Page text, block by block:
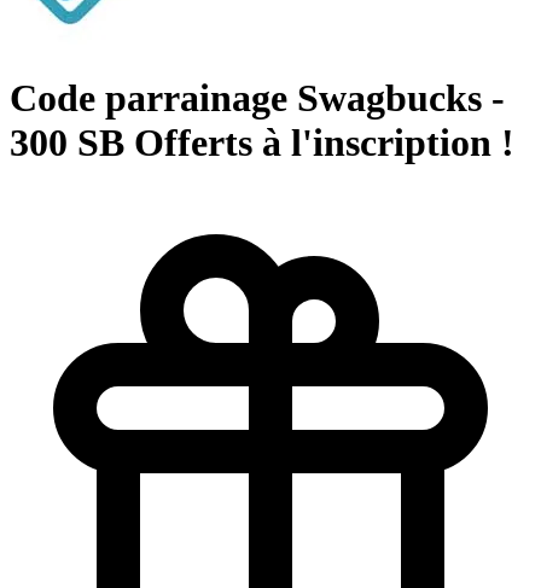
Code parrainage Swagbucks -
300 SB Offerts à l'inscription !